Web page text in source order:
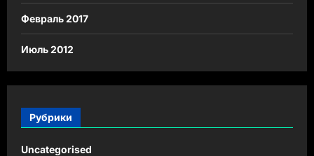
Февраль 2017
Июль 2012
Рубрики
Uncategorised